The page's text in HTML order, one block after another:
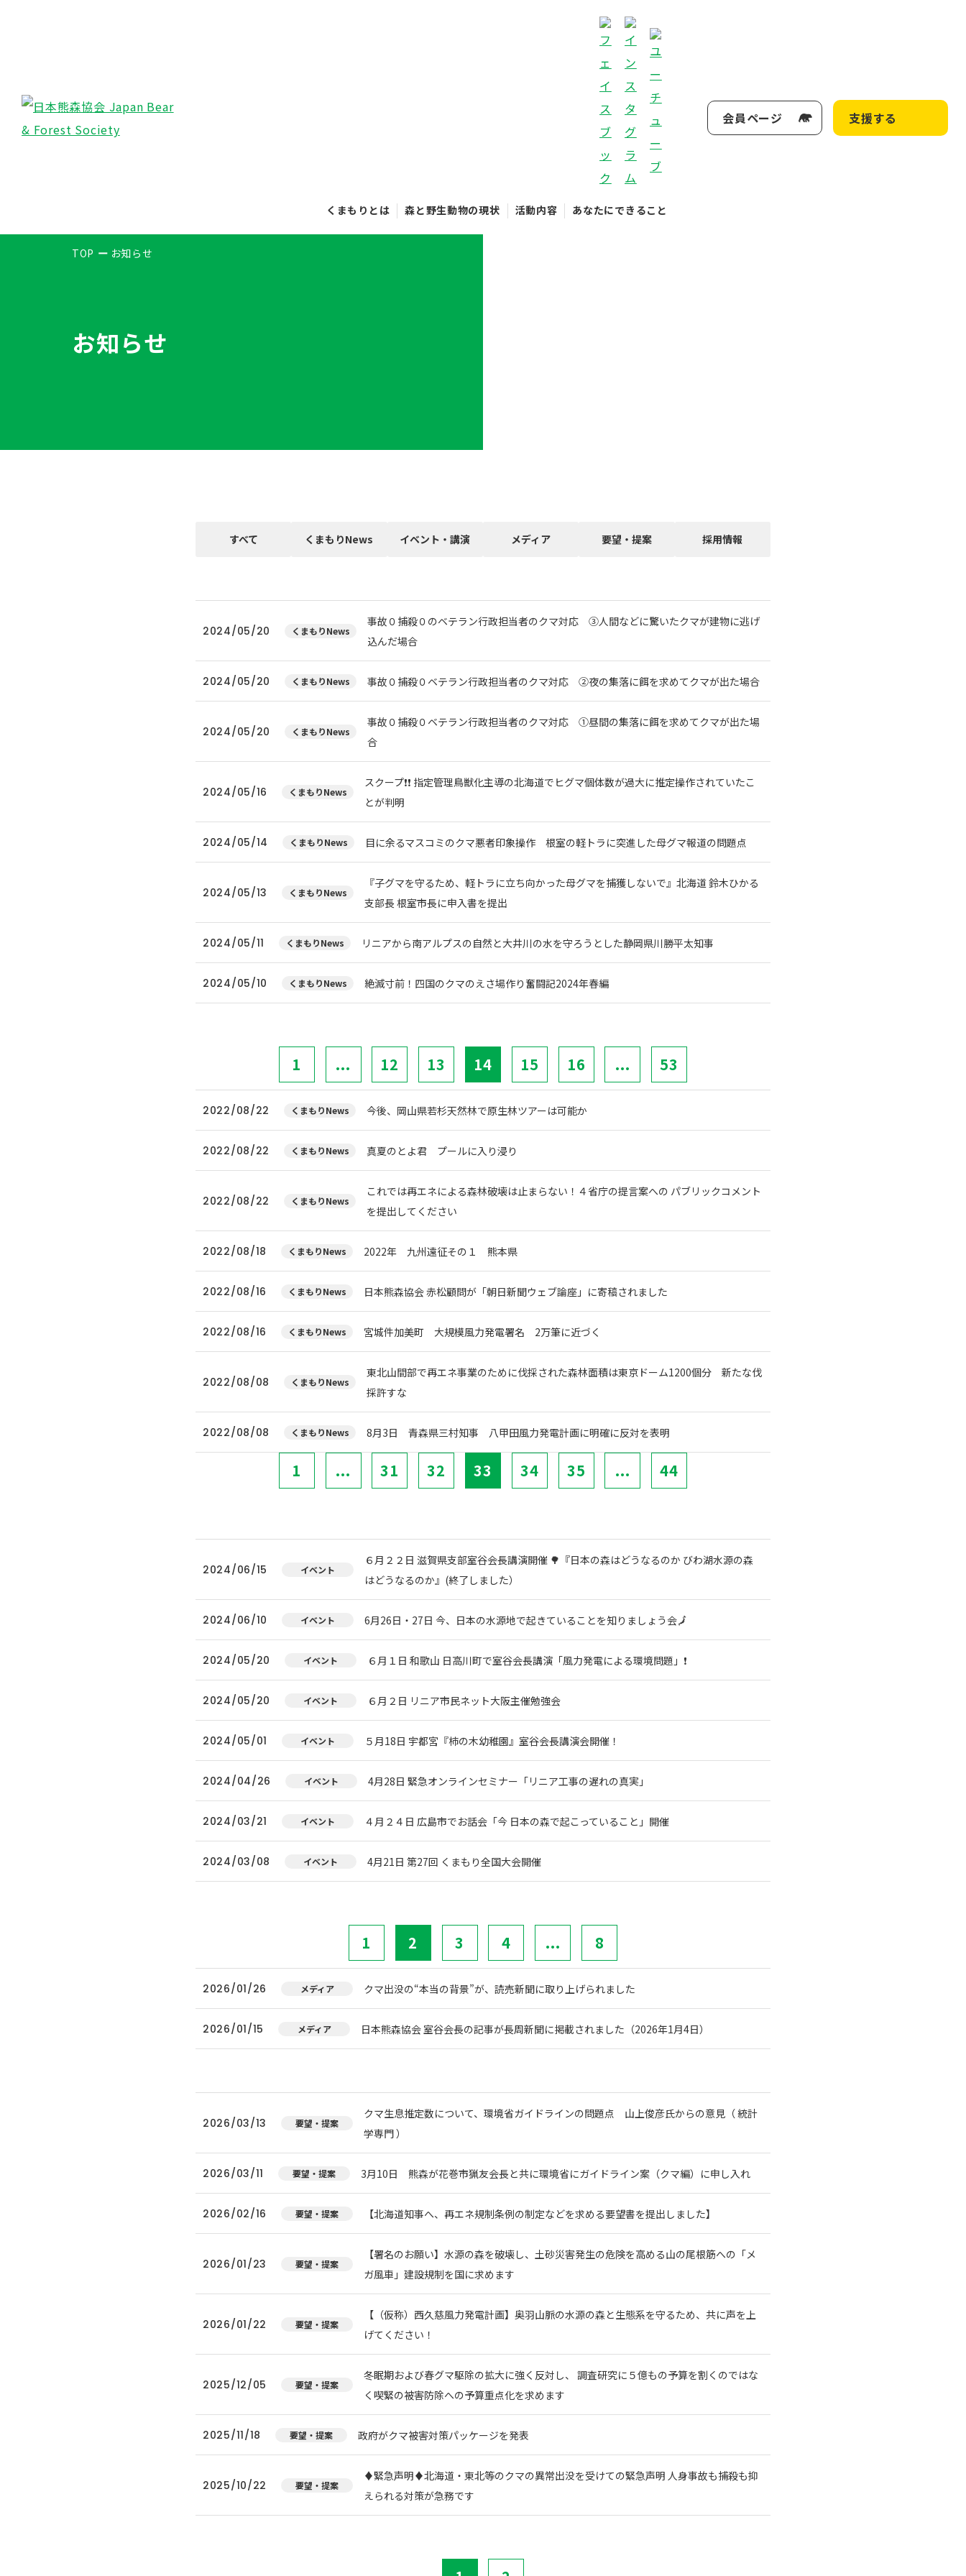
くまもりとは 森と野生動物の現状 活動内容 あなたにできること
会員ページ 支援する
TOP お知らせ
お知らせ
すべて くまもりNews イベント・講演 メディア 要望・提案 採用情報
2024/05/20 くまもりNews
事故０捕殺０のベテラン行政担当者のクマ対応 ③人間などに驚いたクマが建物に逃げ
込んだ場合
2024/05/20 くまもりNews 事故０捕殺０ベテラン行政担当者のクマ対応 ②夜の集落に餌を求めてクマが出た場合
2024/05/20 くまもりNews
事故０捕殺０ベテラン行政担当者のクマ対応 ①昼間の集落に餌を求めてクマが出た場
合
2024/05/16 くまもりNews
スクープ❗❗ 指定管理鳥獣化主導の北海道でヒグマ個体数が過大に推定操作されていたこ
とが判明
2024/05/14 くまもりNews 目に余るマスコミのクマ悪者印象操作 根室の軽トラに突進した母グマ報道の問題点
2024/05/13 くまもりNews
『子グマを守るため、軽トラに立ち向かった母グマを捕獲しないで』北海道 鈴木ひかる
支部長 根室市長に申入書を提出
2024/05/11 くまもりNews リニアから南アルプスの自然と大井川の水を守ろうとした静岡県川勝平太知事
2024/05/10 くまもりNews 絶滅寸前！四国のクマのえさ場作り奮闘記2024年春編
1 ... 12 13 14 15 16 ... 53
2022/08/22 くまもりNews 今後、岡山県若杉天然林で原生林ツアーは可能か
2022/08/22 くまもりNews 真夏のとよ君 プールに入り浸り
2022/08/22 くまもりNews
これでは再エネによる森林破壊は止まらない！４省庁の提言案への パブリックコメント
を提出してください
2022/08/18 くまもりNews 2022年 九州遠征その１ 熊本県
2022/08/16 くまもりNews 日本熊森協会 赤松顧問が「朝日新聞ウェブ論座」に寄稿されました
2022/08/16 くまもりNews 宮城件加美町 大規模風力発電署名 2万筆に近づく
2022/08/08 くまもりNews
東北山間部で再エネ事業のために伐採された森林面積は東京ドーム1200個分 新たな伐
採許すな
2022/08/08 くまもりNews 8月3日 青森県三村知事 八甲田風力発電計画に明確に反対を表明
1 ... 31 32 33 34 35 ... 44
2024/06/15 イベント
６月２２日 滋賀県支部室谷会長講演開催 🌳『日本の森はどうなるのか びわ湖水源の森
はどうなるのか』(終了しました）
2024/06/10 イベント 6月26日・27日 今、日本の水源地で起きていることを知りましょう会🗾
2024/05/20 イベント ６月１日 和歌山 日高川町で室谷会長講演「風力発電による環境問題」❗
2024/05/20 イベント ６月２日 リニア市民ネット大阪主催勉強会
2024/05/01 イベント ５月18日 宇都宮『柿の木幼稚園』室谷会長講演会開催！
2024/04/26 イベント 4月28日 緊急オンラインセミナー「リニア工事の遅れの真実」
2024/03/21 イベント ４月２４日 広島市でお話会「今 日本の森で起こっていること」開催
2024/03/08 イベント 4月21日 第27回 くまもり全国大会開催
1 2 3 4 ... 8
2026/01/26 メディア クマ出没の“本当の背景”が、読売新聞に取り上げられました
2026/01/15 メディア 日本熊森協会 室谷会長の記事が長周新聞に掲載されました（2026年1月4日）
2026/03/13 要望・提案
クマ生息推定数について、環境省ガイドラインの問題点 山上俊彦氏からの意見（ 統計
学専門 ）
2026/03/11 要望・提案 3月10日 熊森が花巻市猟友会長と共に環境省にガイドライン案（クマ編）に申し入れ
2026/02/16 要望・提案 【北海道知事へ、再エネ規制条例の制定などを求める要望書を提出しました】
2026/01/23 要望・提案
【署名のお願い】水源の森を破壊し、土砂災害発生の危険を高める山の尾根筋への「メ
ガ風車」建設規制を国に求めます
2026/01/22 要望・提案
【（仮称）西久慈風力発電計画】奥羽山脈の水源の森と生態系を守るため、共に声を上
げてください！
2025/12/05 要望・提案
冬眠期および春グマ駆除の拡大に強く反対し、 調査研究に５億もの予算を割くのではな
く喫緊の被害防除への予算重点化を求めます
2025/11/18 要望・提案 政府がクマ被害対策パッケージを発表
2025/10/22 要望・提案
♦️緊急声明♦️北海道・東北等のクマの異常出没を受けての緊急声明 人身事故も捕殺も抑
えられる対策が急務です